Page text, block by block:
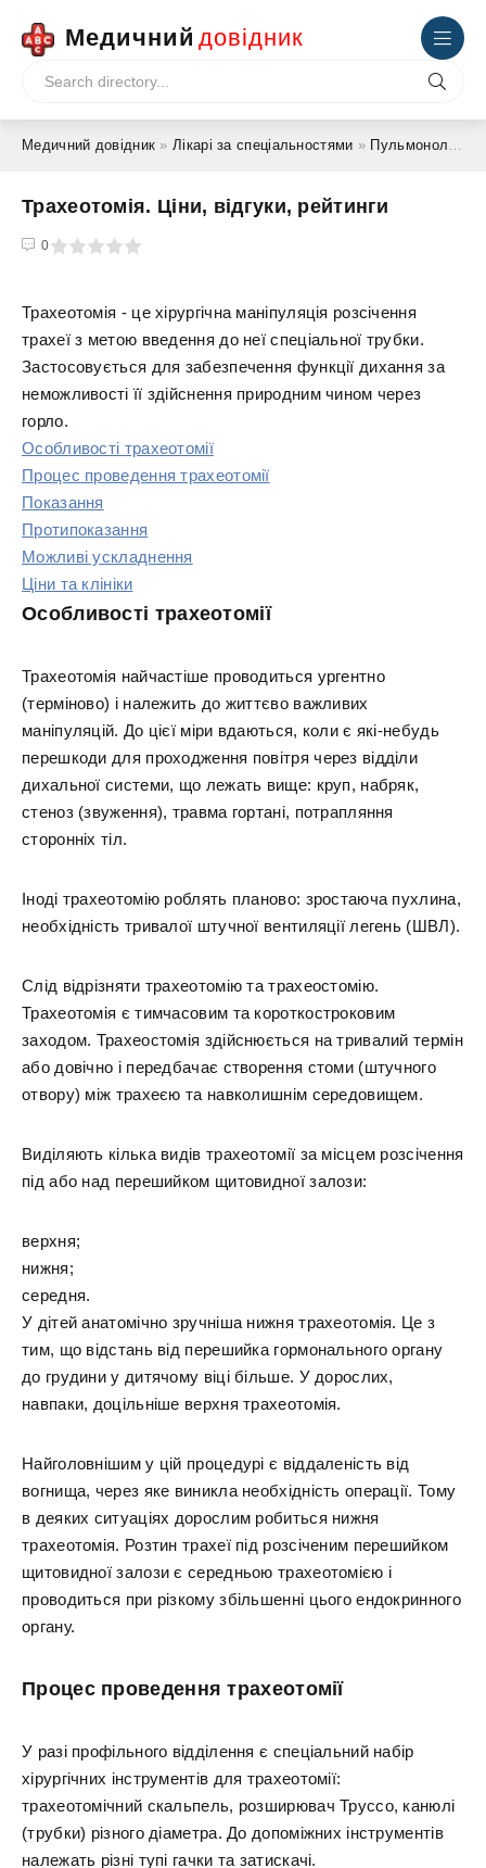
Медичний довідник
Медичний довідник »Лікарі за спеціальностями » Пульмонолог
Трахеотомія. Ціни, відгуки, рейтинги
0
5
Трахеотомія - це хірургічна маніпуляція розсічення
трахеї з метою введення до неї спеціальної трубки.
Застосовується для забезпечення функції дихання за
неможливості її здійснення природним чином через
горло.
Особливості трахеотомії
Процес проведення трахеотомії
Показання
Протипоказання
Можливі ускладнення
Ціни та клініки
Особливості трахеотомії
Трахеотомія найчастіше проводиться ургентно
(терміново) і належить до життєво важливих
маніпуляцій. До цієї міри вдаються, коли є які-небудь
перешкоди для проходження повітря через відділи
дихальної системи, що лежать вище: круп, набряк,
стеноз (звуження), травма гортані, потрапляння
сторонніх тіл.
Іноді трахеотомію роблять планово: зростаюча пухлина,
необхідність тривалої штучної вентиляції легень (ШВЛ).
Слід відрізняти трахеотомію та трахеостомію.
Трахеотомія є тимчасовим та короткостроковим
заходом. Трахеостомія здійснюється на тривалий термін
або довічно і передбачає створення стоми (штучного
отвору) між трахеєю та навколишнім середовищем.
Виділяють кілька видів трахеотомії за місцем розсічення
під або над перешийком щитовидної залози:
верхня;
нижня;
середня.
У дітей анатомічно зручніша нижня трахеотомія. Це з
тим, що відстань від перешийка гормонального органу
до грудини у дитячому віці більше. У дорослих,
навпаки, доцільніше верхня трахеотомія.
Найголовнішим у цій процедурі є віддаленість від
вогнища, через яке виникла необхідність операції. Тому
в деяких ситуаціях дорослим робиться нижня
трахеотомія. Розтин трахеї під розсіченим перешийком
щитовидної залози є середньою трахеотомією і
проводиться при різкому збільшенні цього ендокринного
органу.
Процес проведення трахеотомії
У разі профільного відділення є спеціальний набір
хірургічних інструментів для трахеотомії:
трахеотомічний скальпель, розширювач Труссо, канюлі
(трубки) різного діаметра. До допоміжних інструментів
належать різні тупі гачки та затискачі.